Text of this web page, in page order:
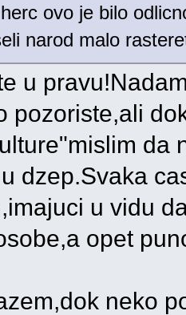
ovo je bilo
narod malo
u
pozoriste,ali
da
dzep.Svaka
u vidu
opet
neko